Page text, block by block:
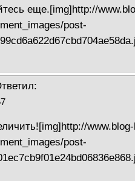
еще.[img]http://
post-
post-